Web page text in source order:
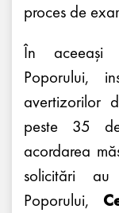
proces de
În aceeași
Poporului,
avertizorilor
peste 35
acordarea
solicitări
Poporului,